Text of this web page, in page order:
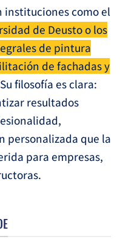
instituciones como el
de Deusto o los
de pintura
de fachadas y
Su filosofía es clara:
resultados
personalizada que la
para empresas,